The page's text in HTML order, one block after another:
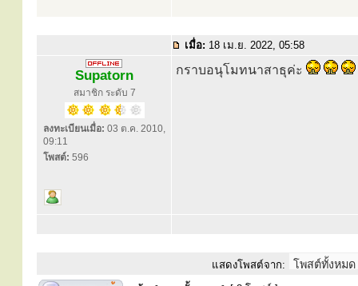
เมื่อ: 18 เม.ย. 2022, 05:58
Supatorn
สมาชิก ระดับ 7
ลงทะเบียนเมื่อ: 03 ต.ค. 2010,
09:11
โพสต์: 596
กราบอนุโมทนาสาธุค่ะ
แสดงโพสต์จาก: